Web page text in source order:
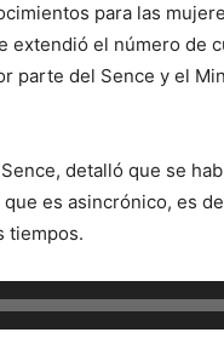
para las
extendió el número de
parte del Sence y el
detalló que se
es asincrónico, es
tiempos.